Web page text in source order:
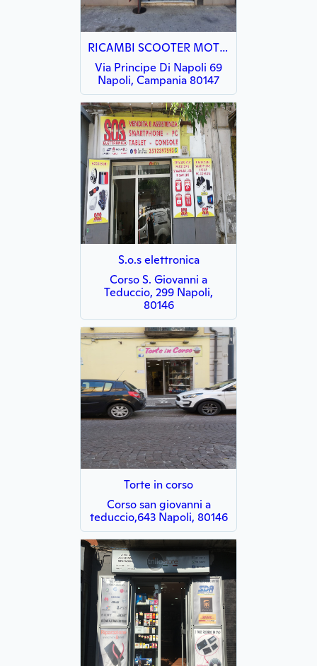
RICAMBI SCOOTER MOTO BICI VESPE VELOMOTOR VELOTTI FRANCESCO
Via Principe Di Napoli 69
Napoli, Campania 80147
S.o.s elettronica
Corso S. Giovanni a
Teduccio, 299 Napoli,
80146
Torte in corso
Corso san giovanni a
teduccio,643 Napoli, 80146